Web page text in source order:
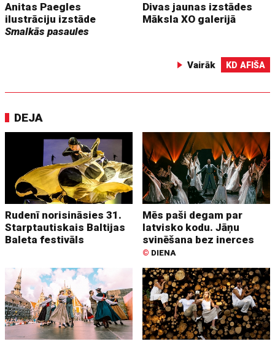
Anitas Paegles
ilustrāciju izstāde
Smalkās pasaules
Divas jaunas izstādes
Māksla XO galerijā
Vairāk KD AFIŠA
DEJA
Rudenī norisināsies 31.
Starptautiskais Baltijas
Baleta festivāls
Mēs paši degam par
latvisko kodu. Jāņu
svinēšana bez inerces
© DIENA